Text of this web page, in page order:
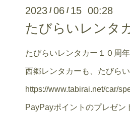
2023 /06 / 15 00:28
たびらいレンタ
たびらいレンタカー１０周
西郷レンタカーも、たびら
https://www.tabirai.net/car/
PayPayポイントのプレゼン